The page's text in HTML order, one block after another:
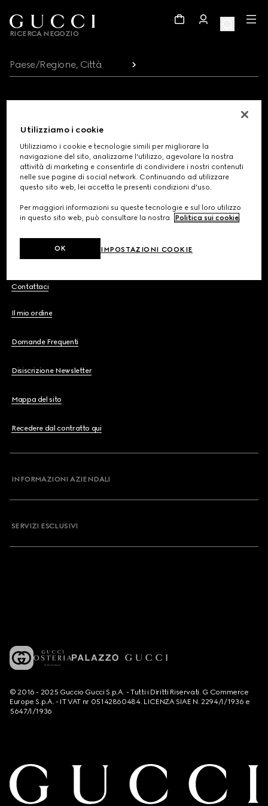
RICERCA NEGOZIO
Paese/Regione, Città
Ricevi aggiornamenti esclusivi sul lancio della collezione, comunicazioni
personalizzate e scopri le ultime novità della Maison.
Indirizzo e-mail
Contattaci
Il mio ordine
Domande Frequenti
Disiscrizione Newsletter
Mappa del sito
Recedere dal contratto qui
INFORMAZIONI AZIENDALI
SERVIZI ESCLUSIVI
© 2016 - 2025 Guccio Gucci S.p.A. - Tutti i Diritti Riservati. G Commerce
Europe S.p.A. - IT VAT nr 05142860484. LICENZA SIAE N. 2294/I/1936 e
5647/I/1936
Utilizziamo i cookie
Utilizziamo i cookie e tecnologie simili per migliorare la
navigazione del sito, analizzarne l'utilizzo, agevolare la nostra
attività di marketing e consentirle di condividere i nostri contenuti
nelle sue pagine di social network. Continuando ad utilizzare
questo sito web, lei accetta le presenti condizioni d'uso.
Per maggiori informazioni su queste tecnologie e sul loro utilizzo
in questo sito web, può consultare la nostra
Politica sui cookie.
IMPOSTAZIONI COOKIE
OK